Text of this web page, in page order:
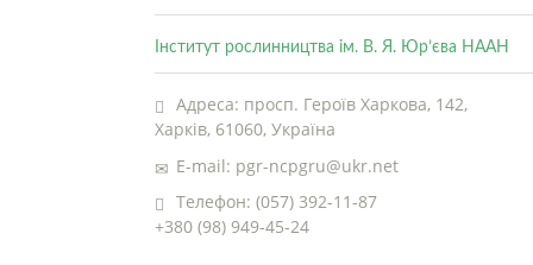
Інститут рослинництва ім. В. Я. Юр’єва НААН
Адреса: просп. Героїв Харкова, 142,
Харків, 61060, Україна
E-mail: pgr-ncpgru@ukr.net
Телефон: (057) 392-11-87
+380 (98) 949-45-24